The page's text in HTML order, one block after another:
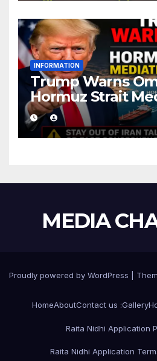
INFORMATION
Trump Warns
Hormuz Strait
With Iran
MEDIA
Proudly powered by WordPress
HomeAboutContact us :Gallery
Raita Nidhi Application
Raita Nidhi Application